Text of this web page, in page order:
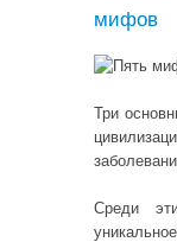
мифов
Три
Среди